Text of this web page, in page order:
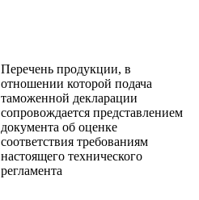
Перечень продукции, в
отношении которой подача
таможенной декларации
сопровождается представлением
документа об оценке
соответствия требованиям
настоящего технического
регламента